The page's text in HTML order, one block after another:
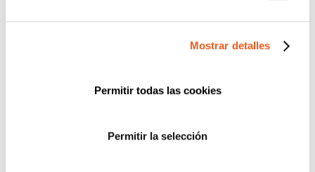
Mostrar detalles
Permitir todas las cookies
Permitir la selección
sus datos con la finalidad indicada).